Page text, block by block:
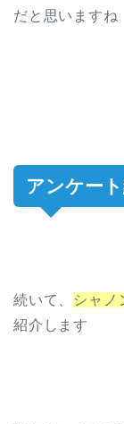
だと思いますね
アンケー
続いて、 シャノ
紹介します